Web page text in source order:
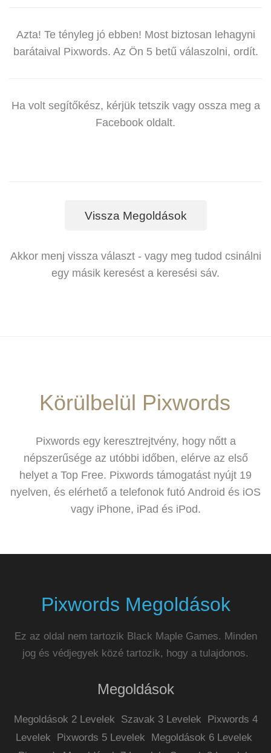
Azta! Te tényleg jó ebben! Most biztosan lehagyni
barátaival Pixwords. Az Ön 5 betű válaszolni, ordít.
Ha volt segítőkész, kérjük tetszik vagy ossza meg a
Facebook oldalt.
Vissza Megoldások
Akkor menj vissza választ - vagy meg tudod csinálni
egy másik keresést a keresési sáv.
Körülbelül Pixwords
Pixwords egy keresztrejtvény, hogy nőtt a
népszerűsége az utóbbi időben, elérve az első
helyet a Top Free. Pixwords támogatást nyújt 19
nyelven, és elérhető a telefonok futó Android és iOS
vagy iPhone, iPad és iPod.
Pixwords Megoldások
Ez az oldal nem tartozik Black Maple Games. Minden
jog és védjegyek közé tartozik, hogy a tulajdonos.
Megoldások
Megoldások 2 Levelek Szavak 3 Levelek
Pixwords 4
Levelek
Pixwords 5 Levelek
Megoldások 6 Levelek